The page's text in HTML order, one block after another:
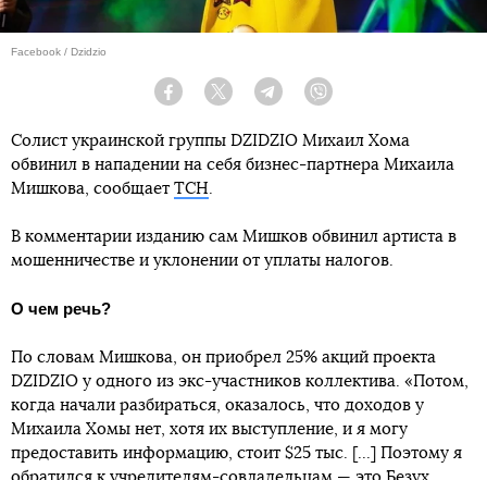
Facebook / Dzidzio
Facebook Twitter Telegram
Cолист украинской группы DZIDZIO Михаил Хома
обвинил в нападении на себя бизнес-партнера Михаила
Мишкова, сообщает ТСН.
В комментарии изданию сам Мишков обвинил артиста в
мошенничестве и уклонении от уплаты налогов.
О чем речь?
По словам Мишкова, он приобрел 25% акций проекта
DZIDZIO у одного из экс-участников коллектива. «Потом,
когда начали разбираться, оказалось, что доходов у
Михаила Хомы нет, хотя их выступление, и я могу
предоставить информацию, стоит $25 тыс. [...] Поэтому я